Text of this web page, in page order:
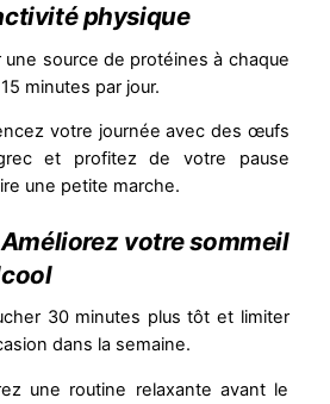
physique
une source de protéines à chaque
minutes par jour.
votre journée avec des œufs
et profitez de votre pause
une petite marche.
votre sommeil
30 minutes plus tôt et limiter
dans la semaine.
une routine relaxante avant le